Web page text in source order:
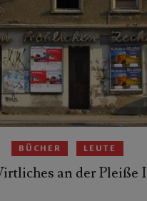
BÜCHER LEUTE
an der Pleiße I